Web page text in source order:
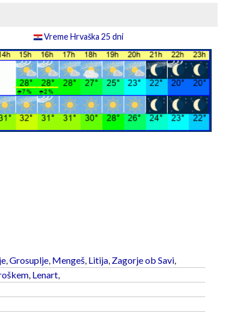
Vreme Hrvaška 25 dni
,Grosuplje, Mengeš, Litija, Zagorje ob Savi,
, Lenart,